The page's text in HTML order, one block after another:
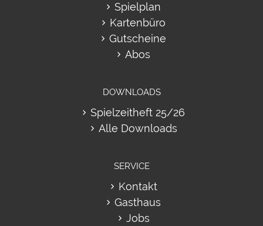
Spielplan
Kartenbüro
Gutscheine
Abos
DOWNLOADS
Spielzeitheft 25/26
Alle Downloads
SERVICE
Kontakt
Gasthaus
Jobs